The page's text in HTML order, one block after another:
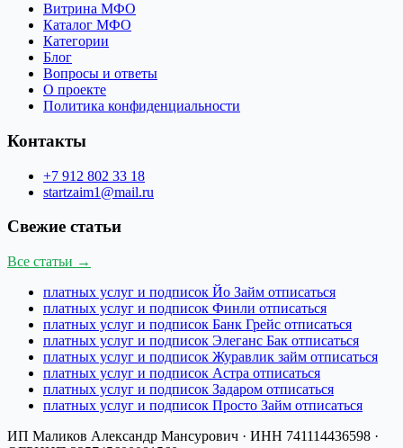
Витрина МФО
Каталог МФО
Категории
Блог
Вопросы и ответы
О проекте
Политика конфиденциальности
Контакты
+7 912 802 33 18
startzaim1@mail.ru
Свежие статьи
Все статьи →
платных услуг и подписок Йо Займ отписаться
платных услуг и подписок Финли отписаться
платных услуг и подписок Банк Грейс отписаться
платных услуг и подписок Элеганс Бак отписаться
платных услуг и подписок Журавлик займ отписаться
платных услуг и подписок Астра отписаться
платных услуг и подписок Задаром отписаться
платных услуг и подписок Просто Займ отписаться
ИП Маликов Александр Мансурович · ИНН 741114436598 ·